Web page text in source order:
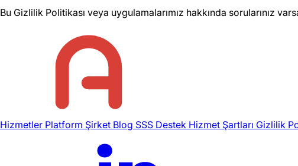
Bu Gizlilik Politikası veya uygulamalarımız hakkında sorularınız
Hizmetler Platform Şirket Blog SSS Destek Hizmet Şartları Gizlilik